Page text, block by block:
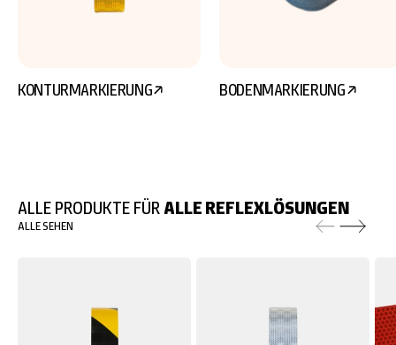
KONTURMARKIERUNG BODENMARKIERUNG
ALLE PRODUKTE FÜRALLE REFLEXLÖSUNGEN
ALLE SEHEN